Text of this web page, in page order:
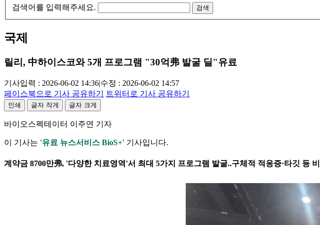
검색어를 입력해주세요.
검색
국제
릴리, 中하이스코와 5개 프로그램 "30억弗 발굴 딜"유료
기사입력 : 2026-06-02 14:36|수정 : 2026-06-02 14:57
페이스북으로 기사 공유하기
트위터로 기사 공유하기
인쇄 글자 작게 글자 크게
바이오스펙테이터 이주연 기자
이 기사는 '유료 뉴스서비스 BioS+' 기사입니다.
계약금 8700만弗, '다양한 치료영역'서 최대 5가지 프로그램 발굴..구체적 적응증·타깃 등